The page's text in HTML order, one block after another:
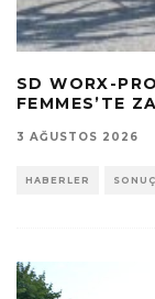
SD WORX-
FEMMES’TE
3 AĞUSTOS 2026
HABERLER